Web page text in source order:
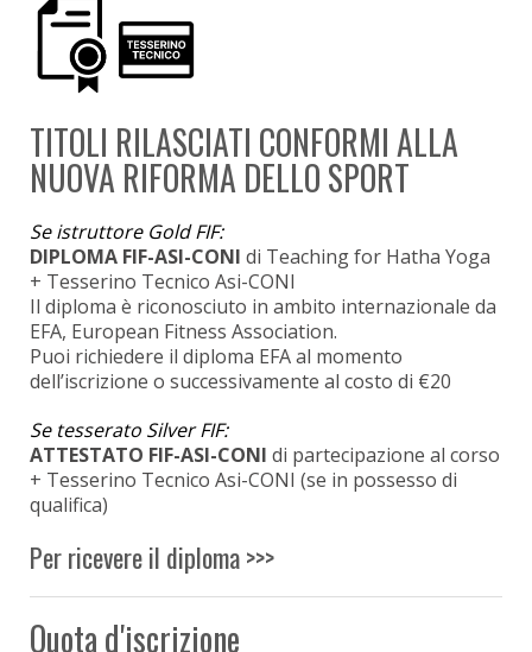
TITOLI RILASCIATI CONFORMI ALLA
NUOVA RIFORMA DELLO SPORT
Se istruttore Gold FIF:
DIPLOMA FIF-ASI-CONI di Teaching for Hatha Yoga
+ Tesserino Tecnico Asi-CONI
Il diploma è riconosciuto in ambito internazionale da
EFA, European Fitness Association.
Puoi richiedere il diploma EFA al momento
dell’iscrizione o successivamente al costo di €20
Se tesserato Silver FIF:
ATTESTATO FIF-ASI-CONI di partecipazione al corso
+ Tesserino Tecnico Asi-CONI (se in possesso di
qualifica)
Per ricevere il diploma >>>
Quota d'iscrizione